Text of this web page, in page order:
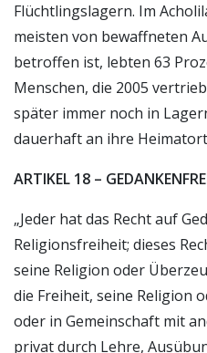
Flüchtlingslagern. Im
meisten von bewaffneten
betroffen ist, lebten 63
Menschen, die 2005
später immer noch in
dauerhaft an ihre
ARTIKEL 18 –
„Jeder hat das Recht auf
Religionsfreiheit; dieses
seine Religion oder
die Freiheit, seine Religion
oder in Gemeinschaft mit
privat durch Lehre,